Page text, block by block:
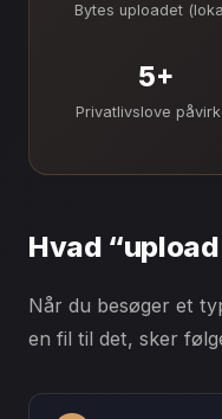
Bytes uploadet
5+
Privatlivslove
Hvad
Når du besøger et
en fil til det, sker